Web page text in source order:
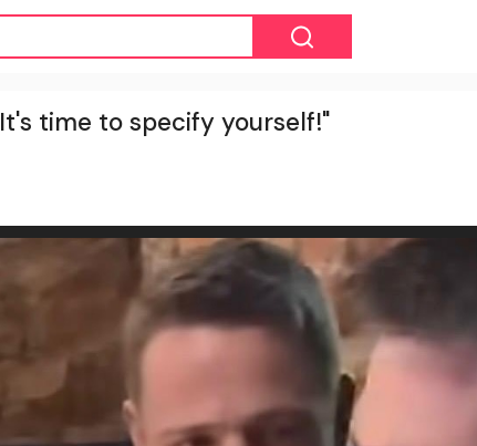
time to specify yourself!"